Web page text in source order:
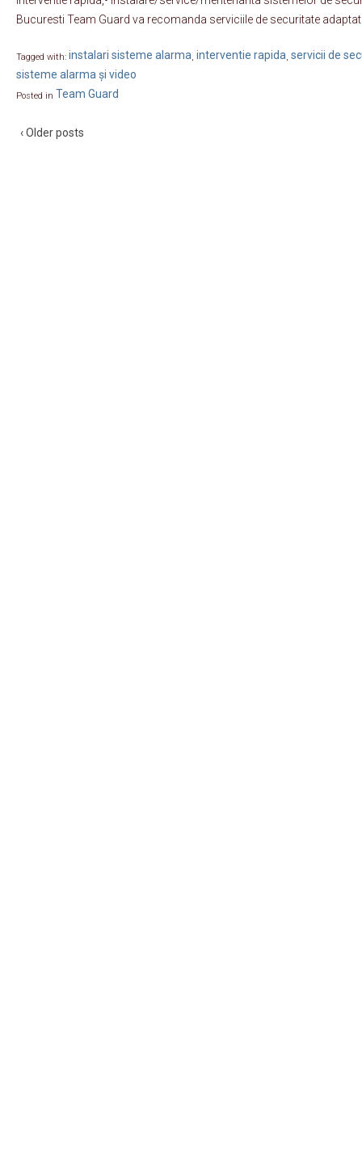
Bucuresti Team Guard va recomanda serviciile de securitate
Tagged with: instalari sisteme alarma, interventie rapida, servicii de
sisteme alarma și video
Posted in Team Guard
‹ Older posts